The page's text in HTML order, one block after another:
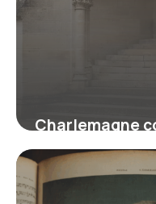
Charlemagne
Histoire
16 juin 2026